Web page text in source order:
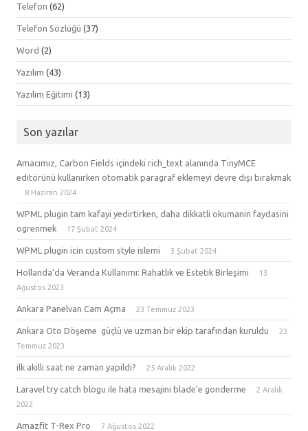
Telefon (62)
Telefon Sözlüğü (37)
Word (2)
Yazılım (43)
Yazılım Eğitimi (13)
Son yazılar
Amacımız, Carbon Fields içindeki rich_text alanında TinyMCE
editörünü kullanırken otomatik paragraf eklemeyi devre dışı bırakmak
8 Haziran 2024
WPML plugin tam kafayi yedirtirken, daha dikkatli okumanin faydasini
ogrenmek
17 Şubat 2024
WPML plugin icin custom style islemi 3 Şubat 2024
Hollanda’da Veranda Kullanımı: Rahatlık ve Estetik Birleşimi
13
Ağustos 2023
Ankara Panelvan Cam Açma 23 Temmuz 2023
Ankara Oto Döşeme güçlü ve uzman bir ekip tarafından kuruldu
23
Temmuz 2023
ilk akilli saat ne zaman yapildi? 25 Aralık 2022
Laravel try catch blogu ile hata mesajini blade’e gonderme
2 Aralık
2022
Amazfit T-Rex Pro 7 Ağustos 2022